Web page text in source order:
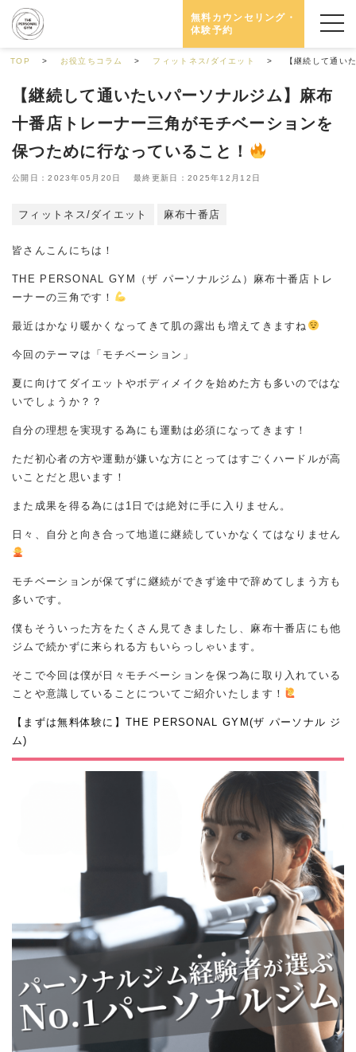
無料カウンセリング・
体験予約
TOP お役立ちコラム フィットネス/ダイエット 【継続して通い
【継続して通いたいパーソナルジム】麻布
十番店トレーナー三角がモチベーションを
保つために行なっていること！
公開日：2023年05月20日 最終更新日：2025年12月12日
フィットネス/ダイエット 麻布十番店
皆さんこんにちは！
THE PERSONAL GYM（ザ パーソナルジム）麻布十番店トレ
ーナーの三角です！
最近はかなり暖かくなってきて肌の露出も増えてきますね
今回のテーマは「モチベーション」
夏に向けてダイエットやボディメイクを始めた方も多いのではな
いでしょうか？？
自分の理想を実現する為にも運動は必須になってきます！
ただ初心者の方や運動が嫌いな方にとってはすごくハードルが高
いことだと思います！
また成果を得る為には1日では絶対に手に入りません。
日々、自分と向き合って地道に継続していかなくてはなりません
モチベーションが保てずに継続ができず途中で辞めてしまう方も
多いです。
僕もそういった方をたくさん見てきましたし、麻布十番店にも他
ジムで続かずに来られる方もいらっしゃいます。
そこで今回は僕が日々モチベーションを保つ為に取り入れている
ことや意識していることについてご紹介いたします！
【まずは無料体験に】THE PERSONAL GYM(ザ パーソナル ジ
ム)